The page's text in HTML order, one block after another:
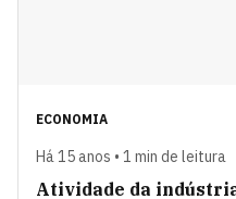
ECONOMIA
Há 15 anos • 1 min de leitura
Atividade da